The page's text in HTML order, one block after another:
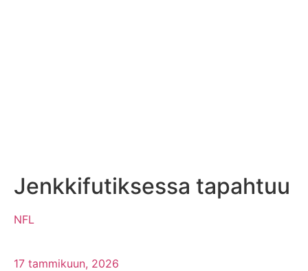
Jenkkifutiksessa tapahtuu
NFL
17 tammikuun, 2026